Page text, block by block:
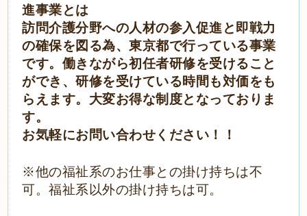
進事業とは
訪問介護分野への人材の参入促進と即戦力
の確保を図る為、東京都で行っている事業
です。働きながら初任者研修を受けること
ができ、研修を受けている時間も対価をも
らえます。 大変お得な制度となっておりま
す。
お気軽にお問い合わせください！！
※他の福祉系のお仕事との掛け持ちは不
可。福祉系以外の掛け持ちは可。